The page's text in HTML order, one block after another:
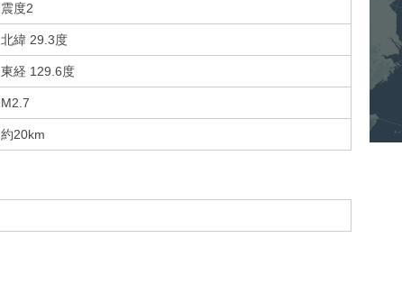
震度2
北緯 29.3度
東経 129.6度
M2.7
約20km